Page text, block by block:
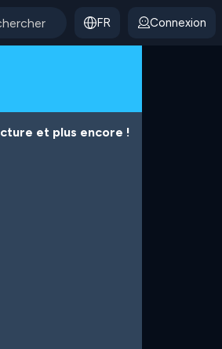
FR Connexion
et plus encore !